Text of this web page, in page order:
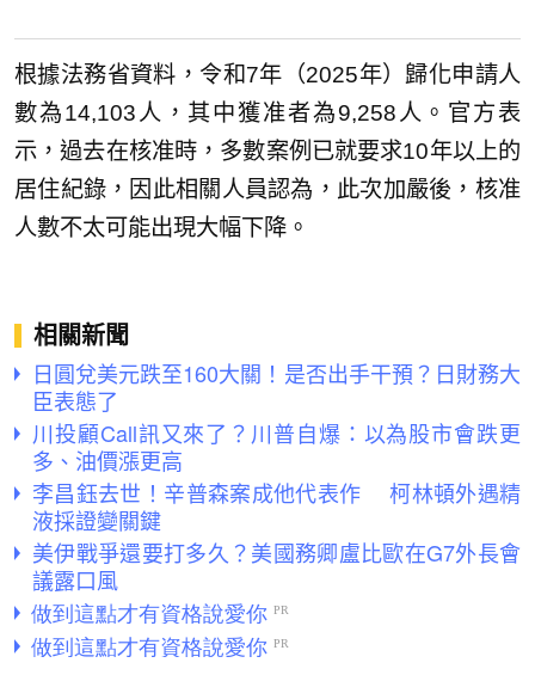
根據法務省資料，令和7年（2025年）歸化申請人
數為14,103人，其中獲准者為9,258人。官方表
示，過去在核准時，多數案例已就要求10年以上的
居住紀錄，因此相關人員認為，此次加嚴後，核准
人數不太可能出現大幅下降。
相關新聞
日圓兌美元跌至160大關！是否出手干預？日財務大
臣表態了
川投顧Call訊又來了？川普自爆：以為股市會跌更
多、油價漲更高
李昌鈺去世！辛普森案成他代表作 柯林頓外遇精
液採證變關鍵
美伊戰爭還要打多久？美國務卿盧比歐在G7外長會
議露口風